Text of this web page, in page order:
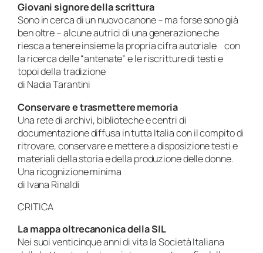
Giovani signore della scrittura
Sono in cerca di un nuovo canone – ma forse sono già
ben oltre – alcune autrici di una generazione che
riesca a tenere insieme la propria cifra autoriale con
la ricerca delle “antenate” e le riscritture di testi e
topoidella tradizione
di Nadia Tarantini
Conservare e trasmettere memoria
Una rete di archivi, biblioteche e centri di
documentazione diffusa in tutta Italia con il compito di
ritrovare, conservare e mettere a disposizione testi e
materiali della storia e della produzione delle donne.
Una ricognizione minima
di Ivana Rinaldi
CRITICA
La mappa oltrecanonica della SIL
Nei suoi venticinque anni di vita la Società Italiana